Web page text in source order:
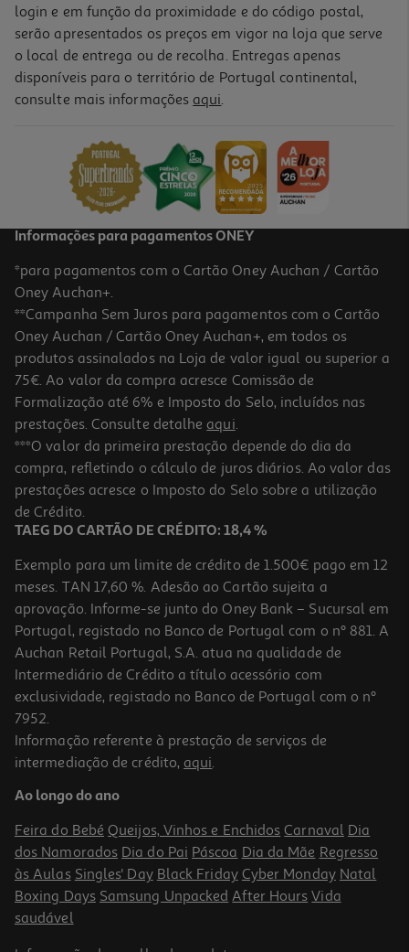
login e em função da proximidade e do código postal,
serão apresentados os preços em vigor na loja que serve
o local de entrega ou de recolha. Entregas apenas
disponíveis para o território de Portugal continental,
consulte mais informações aqui.
Informações para pagamentos ONEY
*para pagamentos com o Cartão Oney Auchan / Cartão
Oney Auchan+.
**Campanha Sem Juros para pagamentos com o Cartão
Oney Auchan / Cartão Oney Auchan+, em todos os
produtos assinalados na Loja de valor igual ou superior a
75€. Ao valor da compra acresce Comissão de
Formalização até 6% e Imposto do Selo, incluídos nas
prestações. Consulte detalhe aqui.
***O valor da primeira prestação depende do dia da
compra, refletindo o cálculo de juros diários. Ao valor das
prestações acresce o Imposto do Selo sobre a utilização
de Crédito.
TAEG DO CARTÃO DE CRÉDITO: 18,4 %
Exemplo para um limite de crédito de 1.500€ pago em 12
meses. TAN 17,60 %. Adesão ao Cartão sujeita a
aprovação. Informe-se junto do Oney Bank – Sucursal em
Portugal, registado no Banco de Portugal com o nº 881. A
Auchan Retail Portugal, S.A. atua na qualidade de
Intermediário de Crédito a título acessório com
exclusividade, registado no Banco de Portugal com o nº
7952.
Informação referente à prestação de serviços de
intermediação de crédito, aqui.
Ao longo do ano
Feira do Bebé Queijos, Vinhos e Enchidos Carnaval Dia
dos Namorados Dia do Pai Páscoa Dia da Mãe Regresso
às Aulas Singles' Day Black Friday Cyber Monday Natal
Boxing Days Samsung Unpacked After Hours Vida
saudável